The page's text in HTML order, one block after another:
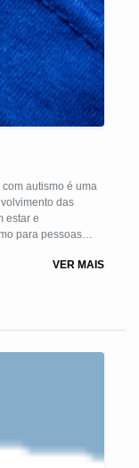
autismo é uma
das
para pessoas
com autismo
VER MAIS